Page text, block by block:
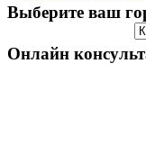
Выберите ваш
Онлайн